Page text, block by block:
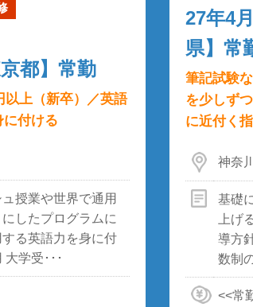
都】常勤
以上（新卒）／英語
に付ける
授業や世界で通用
したプログラムに
る英語力を身に付
学受･･･
27年4
県】常
筆記試験
を少しず
に近付く
神奈
基礎
上げ
導方
数制
<<常